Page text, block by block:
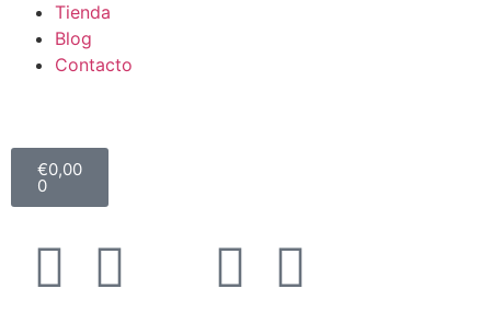
Tienda
Blog
Contacto
€0,00
0